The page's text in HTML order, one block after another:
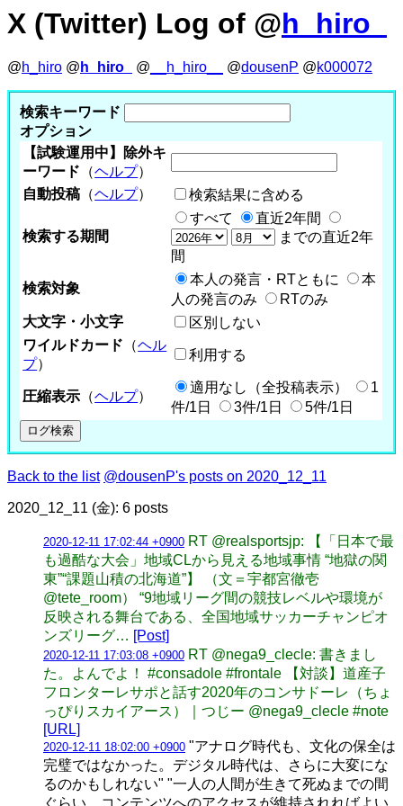
X (Twitter) Log of @h_hiro_
@h_hiro @ h_hiro_ @ __h_hiro__ @dousenP @k000072
検索キーワード
オプション
【試験運用中】除外キ
ーワード （ヘルプ）
自動投稿 （ヘルプ） 検索結果に含める
検索する期間
すべて
直近2年間
までの直近2年
間
検索対象
本人の発言・RTともに
本
人の発言のみ
RTのみ
大文字・小文字
区別しない
ワイルドカード （ヘル
プ）
利用する
圧縮表示 （ヘルプ）
適用なし（全投稿表示）
1
件/1日
3件/1日 5件/1日
Back to the list @dousenP's posts on 2020_12_11
2020_12_11 (金): 6 posts
2020-12-11 17:02:44 +0900 RT @realsportsjp: 【「日本で最
も過酷な大会」地域CLから見える地域事情 “地獄の関
東”“課題山積の北海道”】 （文＝宇都宮徹壱
@tete_room） “9地域リーグ間の競技レベルや環境が
反映される舞台である、全国地域サッカーチャンピオ
ンズリーグ… [Post]
2020-12-11 17:03:08 +0900 RT @nega9_clecle: 書きまし
た。よんでよ！ #consadole #frontale 【対談】道産子
フロンターレサポと話す2020年のコンサドーレ（ちょ
っぴりスカイアース）｜つじー @nega9_clecle #note
[URL]
2020-12-11 18:02:00 +0900 "アナログ時代も、文化の保全は
完璧ではなかった。デジタル時代は、さらに大変にな
るのかもしれない" "一人の人間が生きて死ぬまでの間
ぐらい、コンテンツへのアクセスが維持されればよい